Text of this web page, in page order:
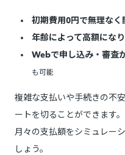
初期費用0円で無理なく
年齢によって高額にな
Webで申し込み・審査
も可能
複雑な支払いや手続きの不
ートを切ることができます
月々の支払額をシミュレー
しょう。